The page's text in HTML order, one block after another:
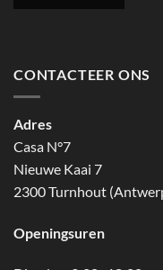
CONTACTEER ONS
Adres
Casa N°7
Nieuwe Kaai 7
2300 Turnhout
Openingsuren